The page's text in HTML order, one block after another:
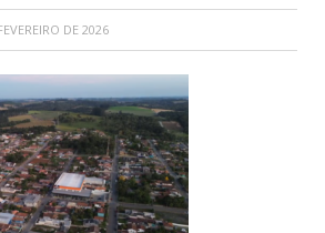
DE 2026